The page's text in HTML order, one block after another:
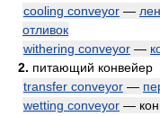
cooling conveyor —
отливок
withering conveyor —
2. питающий конвейер
transfer conveyor —
wetting conveyor —